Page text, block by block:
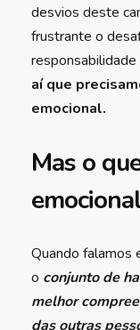
desvios deste
frustrante o
responsabilidade
aí que
emocional.
Mas o
Quando falamos
o conjunto de
melhor
das outras